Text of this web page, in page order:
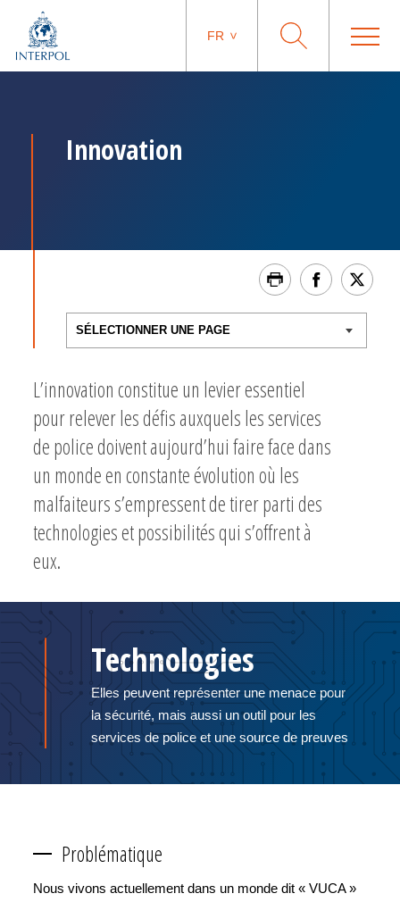
FR
Innovation
L’innovation constitue un levier essentiel
pour relever les défis auxquels les services
de police doivent aujourd’hui faire face dans
un monde en constante évolution où les
malfaiteurs s’empressent de tirer parti des
technologies et possibilités qui s’offrent à
eux.
Technologies
Elles peuvent représenter une menace pour
la sécurité, mais aussi un outil pour les
services de police et une source de preuves
Problématique
Nous vivons actuellement dans un monde dit « VUCA »